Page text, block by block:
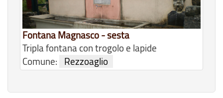
Fontana Magnasco - sesta
Tripla fontana con trogolo e lapide
Comune:
Rezzoaglio